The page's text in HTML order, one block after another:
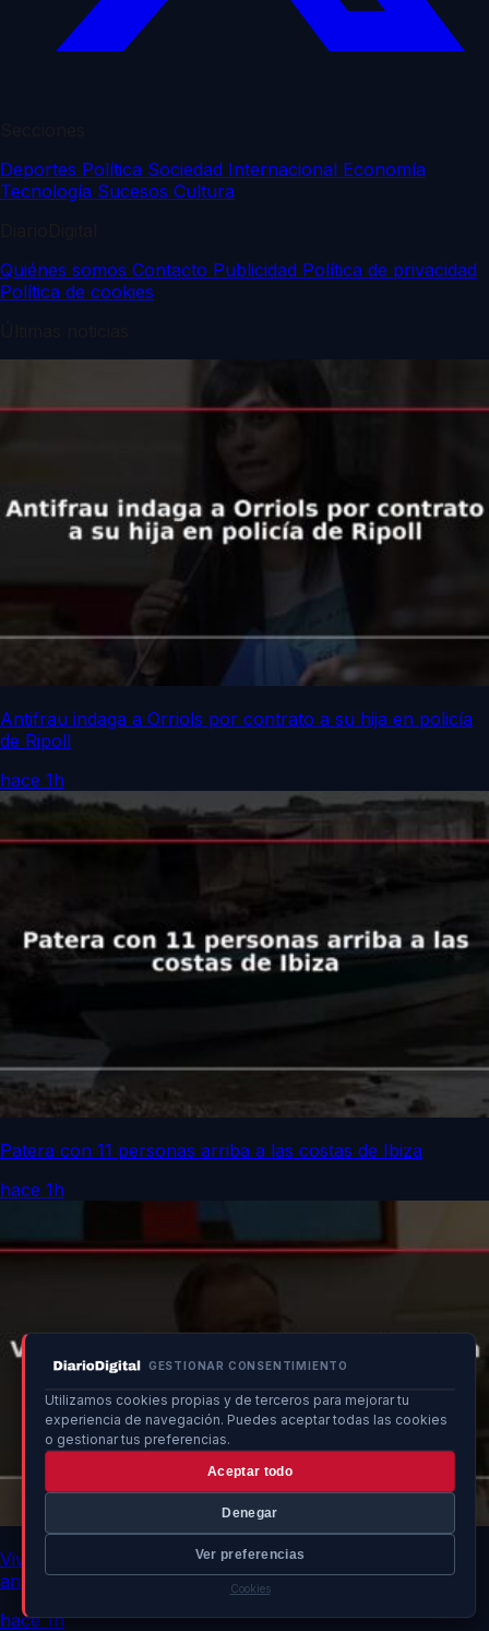
GESTIONAR CONSENTIMIENTO
Utilizamos cookies propias y de terceros para mejorar tu
experiencia de navegación. Puedes aceptar todas las cookies
o gestionar tus preferencias.
Aceptar todo
Denegar
Ver preferencias
Cookies
Deportes Política Sociedad Internacional Economía
Tecnología Sucesos Cultura
Quiénes somos Contacto Publicidad Política de privacidad
Política de cookies
Antifrau indaga a Orriols por contrato a su hija en policía
de Ripoll
hace 1h
Patera con 11 personas arriba a las costas de Ibiza
hace 1h
Vivas urge a la UE fortalecer frontera por vulnerabilidad
ante Marruecos
hace 1h